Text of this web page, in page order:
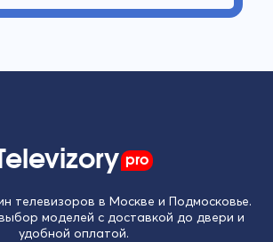
pro
телевизоров в Москве и Подмосковье.
моделей с доставкой до двери и
удобной оплатой.